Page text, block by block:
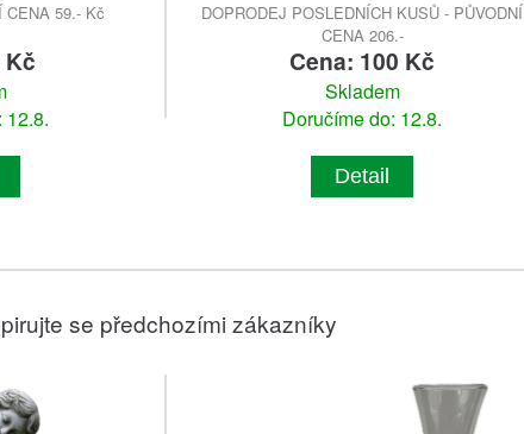
CENA 59.- Kč
Kč
12.8.
DOPRODEJ POSLEDNÍCH KUSŮ - PŮVODNÍ
CENA 206.-
Cena: 100 Kč
Skladem
Doručíme do: 12.8.
Detail
se předchozími zákazníky